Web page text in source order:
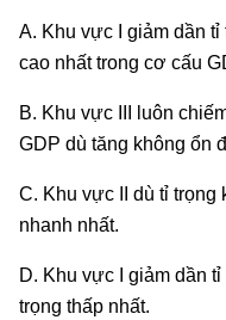
A. Khu vực I giảm dần
cao nhất trong cơ cấu
B. Khu vực III luôn
GDP dù tăng không ổn
C. Khu vực II dù tỉ trọng
nhanh nhất.
D. Khu vực I giảm dần
trọng thấp nhất.